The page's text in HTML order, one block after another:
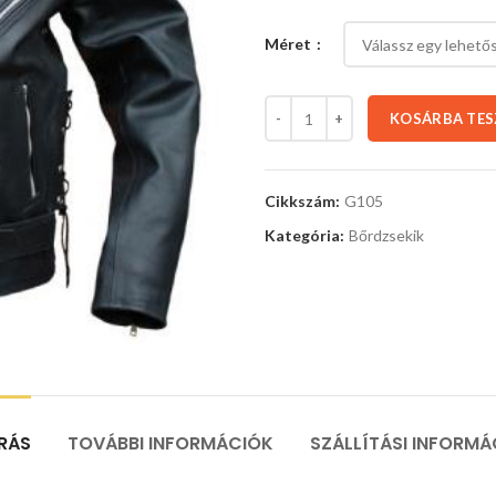
Méret
KOSÁRBA
Cikkszám: G105
Kategória: Bőrdzsekik
TOVÁBBI INFORMÁCIÓK SZÁLLÍTÁSI